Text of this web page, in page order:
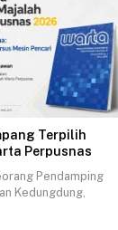
Terpilih
Perpusnas
Pendamping
Kedungdung,